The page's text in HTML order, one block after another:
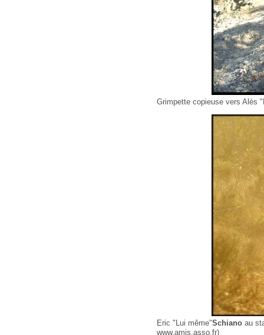
Grimpette copieuse vers Alès
Eric "Lui même"Schiano au
www.amis.asso.fr)